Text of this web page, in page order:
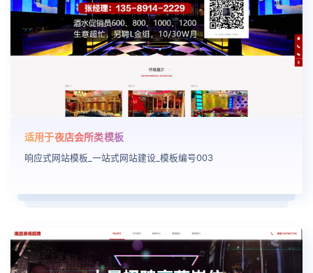
适用于夜店会所类模板
响应式网站模板_一站式网站建设_模板编号003